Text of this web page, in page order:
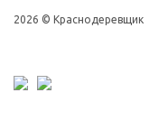
2026 © Краснодеревщик